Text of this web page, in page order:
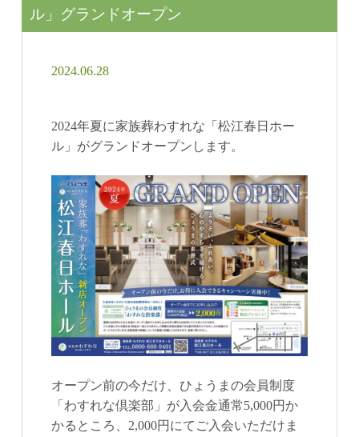
ル」グランドオープン
2024.06.28
2024年夏に家族葬わすれな「松江春日ホー
ル」がグランドオープンします。
オープン前の今だけ、ひょうまの会員制度
「わすれな倶楽部」が入会金通常5,000円か
かるところ、2,000円にてご入会いただけま